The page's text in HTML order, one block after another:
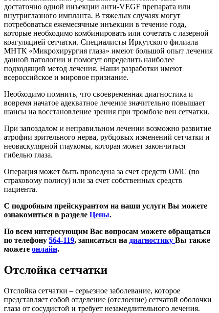
достаточно одной инъекции анти-VEGF препарата или
внутриглазного импланта. В тяжелых случаях могут
потребоваться ежемесячные инъекции в течение года,
которые необходимо комбинировать или сочетать с лазерной
коагуляцией сетчатки. Специалисты Иркутского филиала
МНТК «Микрохирургия глаза» имеют большой опыт лечения
данной патологии и помогут определить наиболее
подходящий метод лечения. Наши разработки имеют
всероссийское и мировое признание.
Необходимо помнить, что своевременная диагностика и
вовремя начатое адекватное лечение значительно повышает
шансы на восстановление зрения при тромбозе вен сетчатки.
При запоздалом и неправильном лечении возможно развитие
атрофии зрительного нерва, рубцовых изменений сетчатки и
неоваскулярной глаукомы, которая может закончиться
гибелью глаза.
Операция может быть проведена за счет средств ОМС (по
страховому полису) или за счет собственных средств
пациента.
С подробным прейскурантом на наши услуги Вы можете
ознакомиться в разделе Цены.
По всем интересующим Вас вопросам можете обращаться
по телефону 564-119, записаться на диагностику Вы также
можете онлайн.
Отслойка сетчатки
Отслойка сетчатки – серьезное заболевание, которое
представляет собой отделение (отслоение) сетчатой оболочки
глаза от сосудистой и требует незамедлительного лечения.